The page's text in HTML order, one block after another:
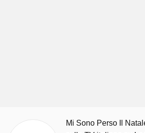
Mi Sono Perso Il